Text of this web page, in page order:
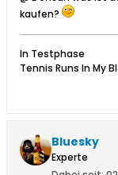
kaufen?
In Testphase
Tennis Runs In My
Bluesky
Experte